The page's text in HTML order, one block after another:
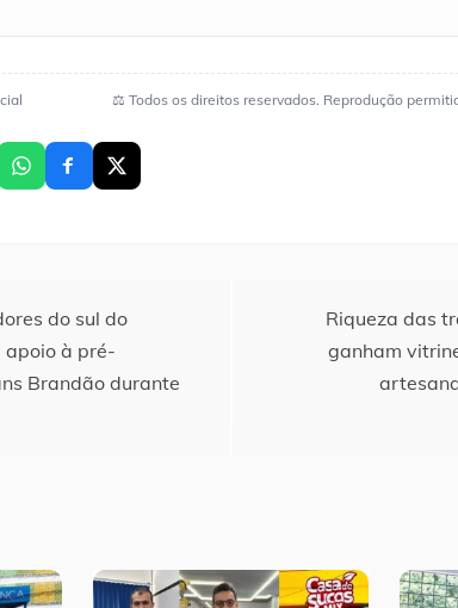
⚖️ Todos os direitos reservados. Reprodução
do sul do
apoio à pré-
Brandão durante
Riqueza das
ganham